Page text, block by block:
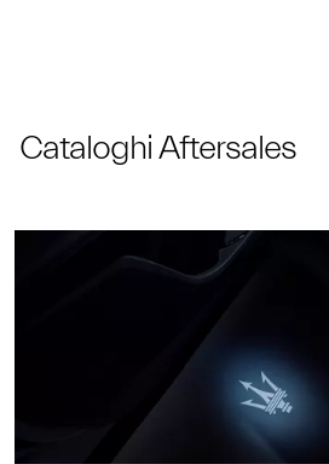
Cataloghi Aftersales